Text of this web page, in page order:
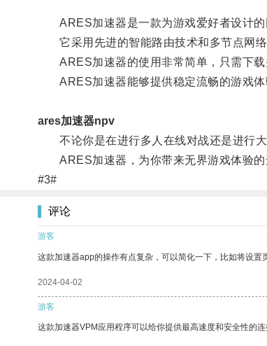
ARES加速器是一款为游戏爱好者设计的
它采用先进的智能路由技术和多节点网络
ARES加速器的使用非常简单，只需下载
ARES加速器能够提供稳定流畅的游戏体
ares加速器npv
不论你是在进行多人在线对战还是进行大
ARES加速器，为你带来无界游戏体验的
#3#
评论
游客
这款加速器app的操作有点复杂，可以简化一下，比如将设置
2024-04-02
游客
这款加速器VPM应用程序可以给你提供最高速度和安全性的连